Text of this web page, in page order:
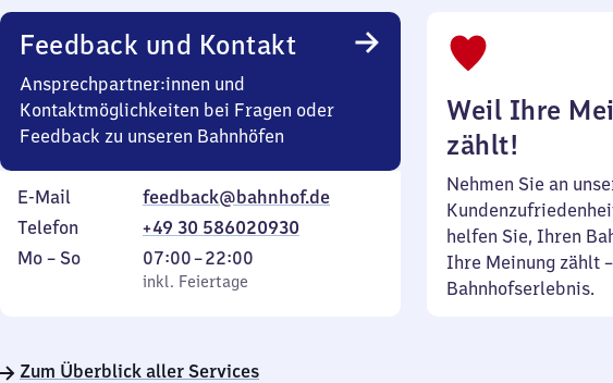
Feedback und Kontakt
Ansprechpartner:innen und
Kontaktmöglichkeiten bei Fragen oder
Feedback zu unseren Bahnhöfen
E-Mail
feedback@bahnhof.de
Telefon
+49 30 586020930
Montag
Mo – So,
inkl. Feiertage
07:00–22:00
Von
7
22
inkl. Feiertage
Weil Ihre
zählt!
Nehmen Sie an
helfen Sie, Ihren
Ihre Meinung zählt
Bahnhofserlebnis.
Zum Überblick aller Services